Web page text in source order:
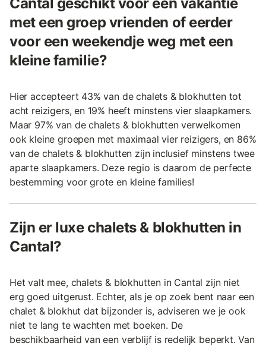
met een groep vrienden of eerder
voor een weekendje weg met een
kleine familie?
Hier accepteert 43% van de chalets & blokhutten tot
acht reizigers, en 19% heeft minstens vier slaapkamers.
Maar 97% van de chalets & blokhutten verwelkomen
ook kleine groepen met maximaal vier reizigers, en 86%
van de chalets & blokhutten zijn inclusief minstens twee
aparte slaapkamers. Deze regio is daarom de perfecte
bestemming voor grote en kleine families!
Zijn er luxe chalets & blokhutten in
Cantal?
Het valt mee, chalets & blokhutten in Cantal zijn niet
erg goed uitgerust. Echter, als je op zoek bent naar een
chalet & blokhut dat bijzonder is, adviseren we je ook
niet te lang te wachten met boeken. De
beschikbaarheid van een verblijf is redelijk beperkt. Van